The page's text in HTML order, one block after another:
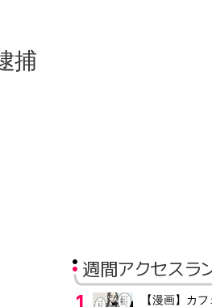
捕
週間アクセスラ
【漫画】カ